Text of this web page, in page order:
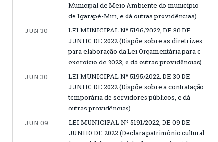
Municipal de Meio Ambiente do município
de Igarapé-Miri, e dá outras providências)
JUN 30
LEI MUNICIPAL Nº 5196/2022, DE 30 DE
JUNHO DE 2022 (Dispõe sobre as diretrizes
para elaboração da Lei Orçamentária para o
exercício de 2023, e dá outras providências)
JUN 30
LEI MUNICIPAL Nº 5195/2022, DE 30 DE
JUNHO DE 2022 (Dispõe sobre a contratação
temporária de servidores públicos, e dá
outras providências)
JUN 09
LEI MUNICIPAL Nº 5191/2022, DE 09 DE
JUNHO DE 2022 (Declara patrimônio cultural